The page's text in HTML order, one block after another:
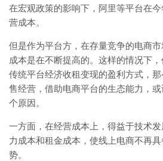
在宏观政策的影响下，阿里等平台在
营成本。
但是作为平台方，在存量竞争的电商
成本是在不断提高的。这样的情况下
传统平台经济收租变现的盈利方式，
售经营，借助电商平台的生态能力，
个原因。
一方面，在经营成本上，得益于技术
力成本和租金成本，使线上电商不再
势。